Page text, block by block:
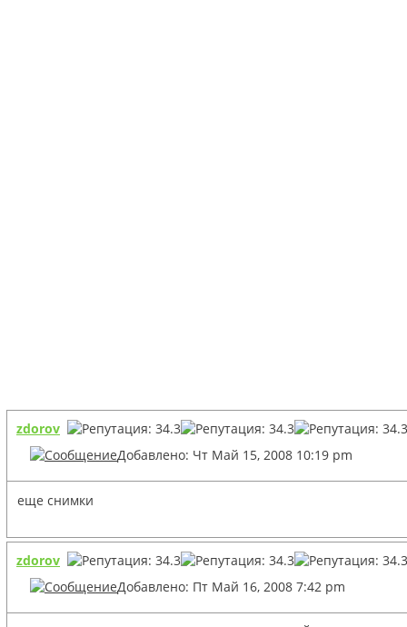
zdorov
Добавлено: Чт Май 15, 2008 10:19 pm
еще снимки
zdorov
Добавлено: Пт Май 16, 2008 7:42 pm